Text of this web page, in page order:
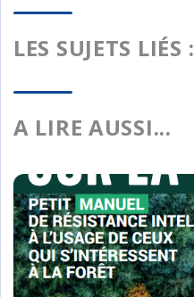
LES SUJETS LIÉS :
A LIRE AUSSI...